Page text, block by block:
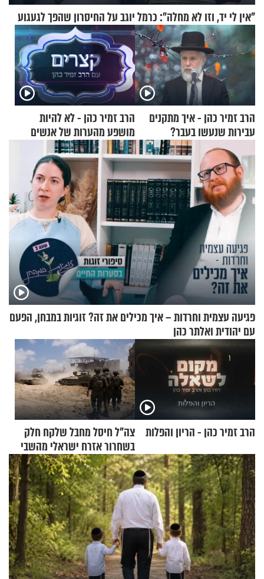
"אין לי יד, וזו לא מחלה": כרמל יוגב על החיסרון שהפך לגעגוע
הרב זמיר כהן - איך מתקנים
עבירות שנעשו בעבר?
הרב זמיר כהן - לא להיות
מושפע מהערות של אנשים
פגיעה עצמית וחרדות – איך מכילים את זה? זוגיות במבחן, הפעם
עם יהודית ואלתר כהן
הרב זמיר כהן - הריון והפלות
צה"ל חיסל מחבל שלקח חלק
בשחרור אזרח ישראלי מהשבי